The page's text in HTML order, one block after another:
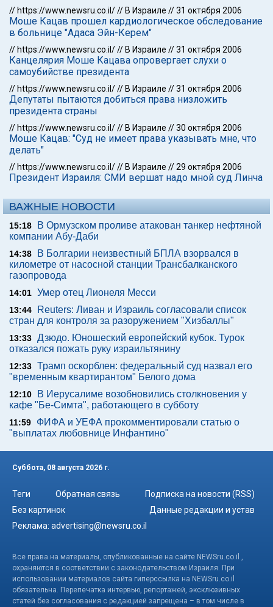
// https://www.newsru.co.il/// В Израиле //31 октября 2006
Моше Кацав прошел кардиологическое обследование
в больнице "Адаса Эйн-Керем"
// https://www.newsru.co.il/// В Израиле //31 октября 2006
Канцелярия Моше Кацава опровергает слухи о
самоубийстве президента
// https://www.newsru.co.il/// В Израиле //31 октября 2006
Депутаты пытаются добиться права низложить
президента страны
// https://www.newsru.co.il/// В Израиле //30 октября 2006
Моше Кацав: "Суд не имеет права указывать мне, что
делать"
// https://www.newsru.co.il/// В Израиле //29 октября 2006
Президент Израиля: СМИ вершат надо мной суд Линча
ВАЖНЫЕ НОВОСТИ
15:18
В Ормузском проливе атакован танкер нефтяной
компании Абу-Даби
14:38
В Болгарии неизвестный БПЛА взорвался в
километре от насосной станции Трансбалканского
газопровода
14:01 Умер отец Лионеля Месси
13:44
Reuters: Ливан и Израиль согласовали список
стран для контроля за разоружением "Хизбаллы"
13:33 Дзюдо. Юношеский европейский кубок. Турок
отказался пожать руку израильтянину
12:33 Трамп оскорблен: федеральный суд назвал его
"временным квартирантом" Белого дома
12:10
В Иерусалиме возобновились столкновения у
кафе "Бе-Симта", работающего в субботу
11:59
ФИФА и УЕФА прокомментировали статью о
"выплатах любовнице Инфантино"
Суббота, 08 августа 2026 г.
Теги Обратная связь
Подписка на новости (RSS)
Без картинок
Данные редакции и устав
Реклама: advertising@newsru.co.il
Все права на материалы, опубликованные на сайте NEWSru.co.il ,
охраняются в соответствии с законодательством Израиля. При
использовании материалов сайта гиперссылка на NEWSru.co.il
обязательна. Перепечатка интервью, репортажей, эксклюзивных
статей без согласования с редакцией запрещена – в том числе в